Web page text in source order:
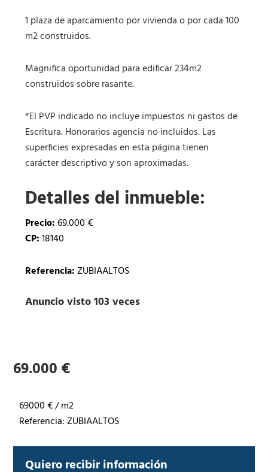
1 plaza de aparcamiento por vivienda o por cada 100
m2 construidos.
Magnifica oportunidad para edificar 234m2
construidos sobre rasante.
*El PVP indicado no incluye impuestos ni gastos de
Escritura. Honorarios agencia no incluidos. Las
superficies expresadas en esta página tienen
carácter descriptivo y son aproximadas.
Detalles del inmueble:
Precio:69.000 €
CP:18140
Referencia:ZUBIAALTOS
Anuncio visto 103 veces
69.000 €
69000 € / m2
Referencia: ZUBIAALTOS
Quiero recibir información